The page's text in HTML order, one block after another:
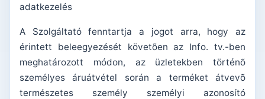
adatkezelés
A Szolgáltató fenntartja a jogot arra, hogy az
érintett beleegyezését követõen az Info. tv.-ben
meghatározott módon, az üzletekben történõ
személyes áruátvétel során a terméket átvevõ
természetes személy személyi azonosító